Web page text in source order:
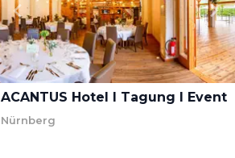
ACANTUS Hotel I Tagung I Event
Nürnberg